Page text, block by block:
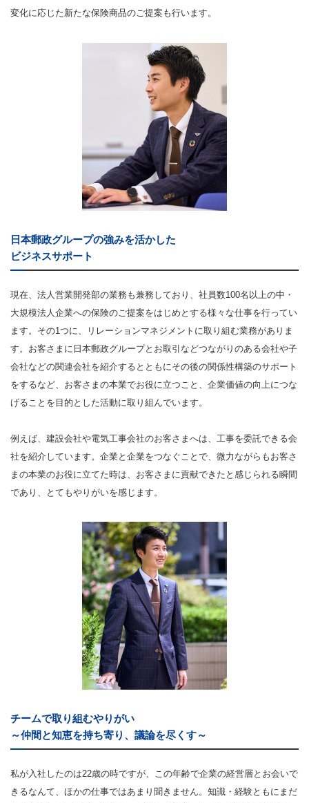
変化に応じた新たな保険商品のご提案も行います。
日本郵政グループの強みを活かした
ビジネスサポート
現在、法人営業開発部の業務も兼務しており、社員数100名以上の中・
大規模法人企業への保険のご提案をはじめとする様々な仕事を行ってい
ます。その1つに、リレーションマネジメントに取り組む業務がありま
す。お客さまに日本郵政グループとお取引などつながりのある会社や子
会社などの関連会社を紹介するとともにその後の関係性構築のサポート
をするなど、お客さまの本業でお役に立つこと、企業価値の向上につな
げることを目的とした活動に取り組んでいます。
例えば、建設会社や電気工事会社のお客さまへは、工事を委託できる会
社を紹介しています。企業と企業をつなぐことで、微力ながらもお客さ
まの本業のお役に立てた時は、お客さまに貢献できたと感じられる瞬間
であり、とてもやりがいを感じます。
チームで取り組むやりがい
～仲間と知恵を持ち寄り、議論を尽くす～
私が入社したのは22歳の時ですが、この年齢で企業の経営層とお会いで
きるなんて、ほかの仕事ではあまり聞きません。知識・経験ともにまだ